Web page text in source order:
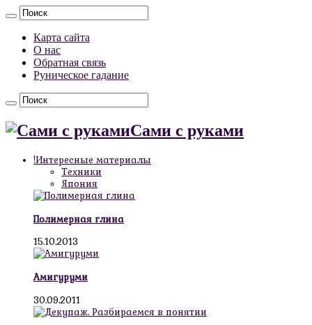
Карта сайта
О нас
Обратная связь
Руническое гадание
Сами с руками
!Интересные материалы
Техники
Япония
Полимерная глина
15.10.2013
Амигуруми
30.09.2011